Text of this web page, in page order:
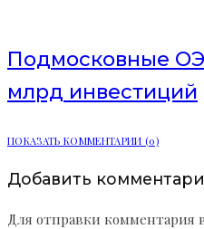
Подмосковные
млрд инвестиций
ПОКАЗАТЬ КОММЕНТАРИИ (0)
Добавить
Для отправки комментария